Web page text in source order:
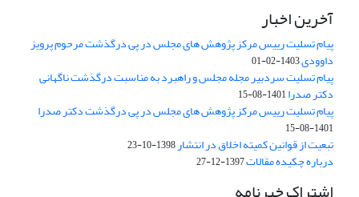
آخرین اخبار
پیام تسلیت رییس مرکز پژوهش های مجلس در پی درگذشت مرحوم پرویز
داوودی1403-02-01
پیام تسلیت سردبیر مجله مجلس و راهبرد به مناسبت درگذشت ناگهانی
دکتر صدرا1401-08-15
پیام تسلیت رییس مرکز پژوهش های مجلس در پی درگذشت دکتر صدرا
1401-08-15
تبعیت از قوانین کمیته اخلاق در انتشار1398-10-23
درباره چکیده مقالات1397-12-27